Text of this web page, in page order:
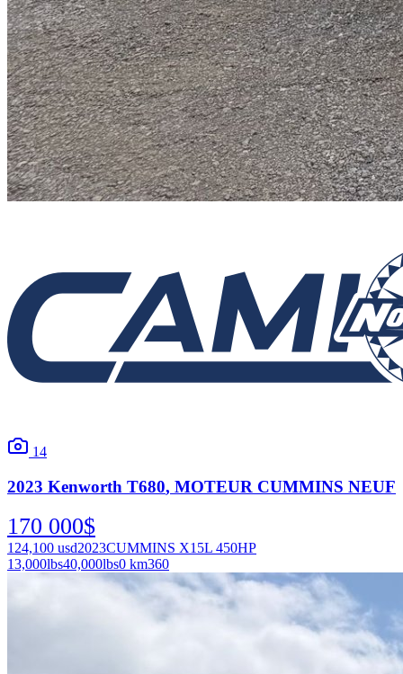
14
2023 Kenworth T680, MOTEUR CUMMINS NEUF
170 000$
124,100 usd2023CUMMINS X15L 450HP
13,000lbs40,000lbs0 km360